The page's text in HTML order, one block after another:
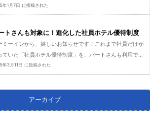
年1月7日 に投稿された
トさんも対象に！進化した社員ホテル優待制度
ミーインから、嬉しいお知らせです！これまで社員だけが
ていた「社員ホテル優待制度」を、パートさんも利用で...
年3月11日 に投稿された
アーカイブ